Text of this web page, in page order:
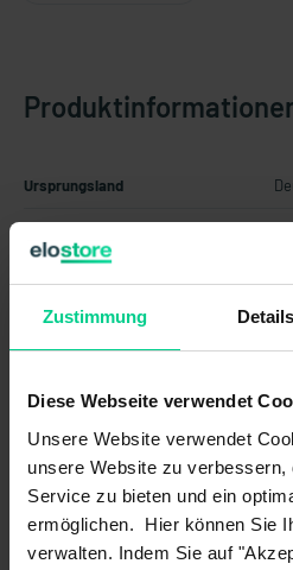
Zustimmung Details
Diese Webseite verwendet
Unsere Website verwendet
unsere Website zu verbessern,
Service zu bieten und ein
ermöglichen. Hier können Sie
verwalten. Indem Sie auf
Ursprungsland
Der N6 static ist aufgrund seiner
Systemen oder bei langsamer
Die Sensoren überwachen
Objekts relativ zur Schwerkraft und
Informationen für die sichere